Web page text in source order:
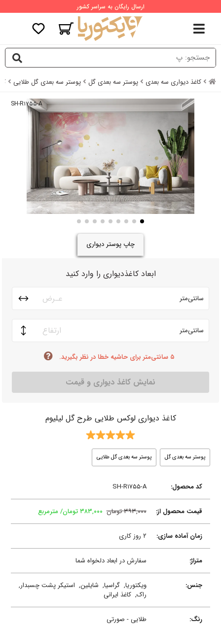
ارسال رایگان به سراسر کشور
کاغذ دیواری سه بعدی پوستر سه بعدی گل پوستر سه بعدی گل طلایی
SH-R۱۷۵۵-A
چاپ پوستر دیواری
ابعاد کاغذدیواری را وارد کنید
سانتی‌متر
سانتی‌متر
۵ سانتی‌متر برای حاشیه خطا در نظر بگیرید.
نمایش کاغذ دیواری و قیمت
کاغذ دیواری لوکس طلایی طرح گل لیلیوم
پوستر سه بعدی گل پوستر سه بعدی گل طلایی
کد محصول: SH-R۱۷۵۵-A
قیمت محصول از: ۳۹۳,۰۰۰ تومان ۳۸۳,۰۰۰ تومان/ مترمربع
زمان آماده سازی: ۲ روز کاری
متراژ: سفارش در ابعاد دلخواه شما
جنس: ویکتوریا,گراسیا, شایلین, استیکر پشت چسبدار,
راک,کاغذ ایرانی
رنگ: طلایی - صورتی